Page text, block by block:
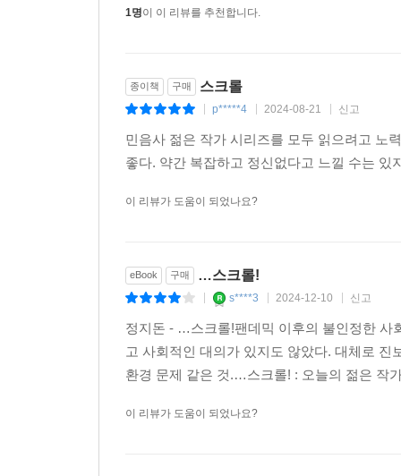
구석이 없다. 한 개인의 사연은 다른 개인의 사연
있는 현실은 오직 순간적인 접촉들, 혹은 접촉
통해 미래에 대한 새로운 시각을 제시한다. “사
구체적으로 상상해야 한다. 구체적인 건 무엇이
그 진실이 음모론에 가까울지라도. 모두에게 공
■ 작가의 말
이렇게 하나 마나 한 말을 왜 하는 걸까. 나는 책
사람에게만 이해된다.(물론 이 경우에도 진짜 이
담고 있는 의미보다 훨씬 많은 일을 한다. 어떤
그래서 나는 소설을 썼다. 앞으로도 쓸 것이다.
1명이 이 리뷰를 추천합니다.
종이책 구매 스크롤
p*****4 2024-08-21 신고
민음사 젊은 작가 시리즈를 모두 읽으려고 노
좋다. 약간 복잡하고 정신없다고 느낄 수는
이 리뷰가 도움이 되었나요?
eBook 구매 …스크롤!
s****3 2024-12-10 신고
정지돈 - …스크롤!팬데믹 이후의 불인정한 사
고 사회적인 대의가 있지도 않았다. 대체로
환경 문제 같은 것.…스크롤! : 오늘의 젊은 작
이 리뷰가 도움이 되었나요?